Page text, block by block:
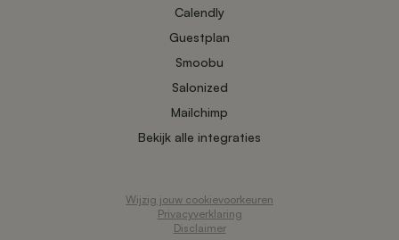
Calendly
Guestplan
Smoobu
Salonized
Mailchimp
Bekijk alle integraties
Wijzig jouw cookievoorkeuren
Privacyverklaring
Disclaimer